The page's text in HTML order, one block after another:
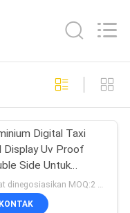
HD
175
Digital Taxi
Display Uv Proof
Side Untuk
Seluler
Dapat dinegosiasikan MOQ:2 buah
KONTAK